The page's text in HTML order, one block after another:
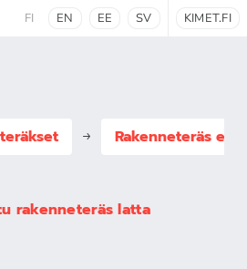
FI EN EE SV KIMET.FI
Rakenneteräs
rakenneteräs latta